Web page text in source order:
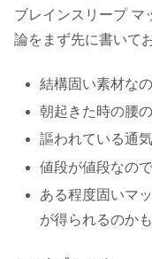
ブレインスリープ マ
論をまず先に書いて
結構固い素材な
朝起きた時の腰
謳われている通
値段が値段なの
ある程度固いマ
が得られるのか